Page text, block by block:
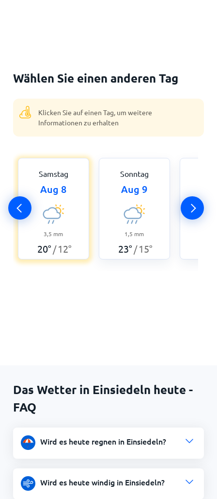
Wählen Sie einen anderen Tag
Klicken Sie auf einen Tag, um weitere
Informationen zu erhalten
Samstag
Aug 8
3,5 mm
20° /12°
Sonntag
Aug 9
1,5 mm
23° /15°
Das Wetter in Einsiedeln heute -
FAQ
Wird es heute regnen in Einsiedeln?
Wird es heute windig in Einsiedeln?